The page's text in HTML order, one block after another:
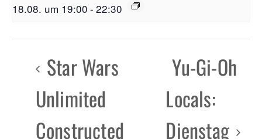
18.08. um 19:00 - 22:30
Star Wars
Unlimited
Constructed
Yu-Gi-Oh
Locals:
Dienstag